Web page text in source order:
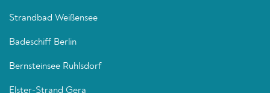
Strandbad Weißensee
Badeschiff Berlin
Bernsteinsee Ruhlsdorf
Elster-Strand Gera